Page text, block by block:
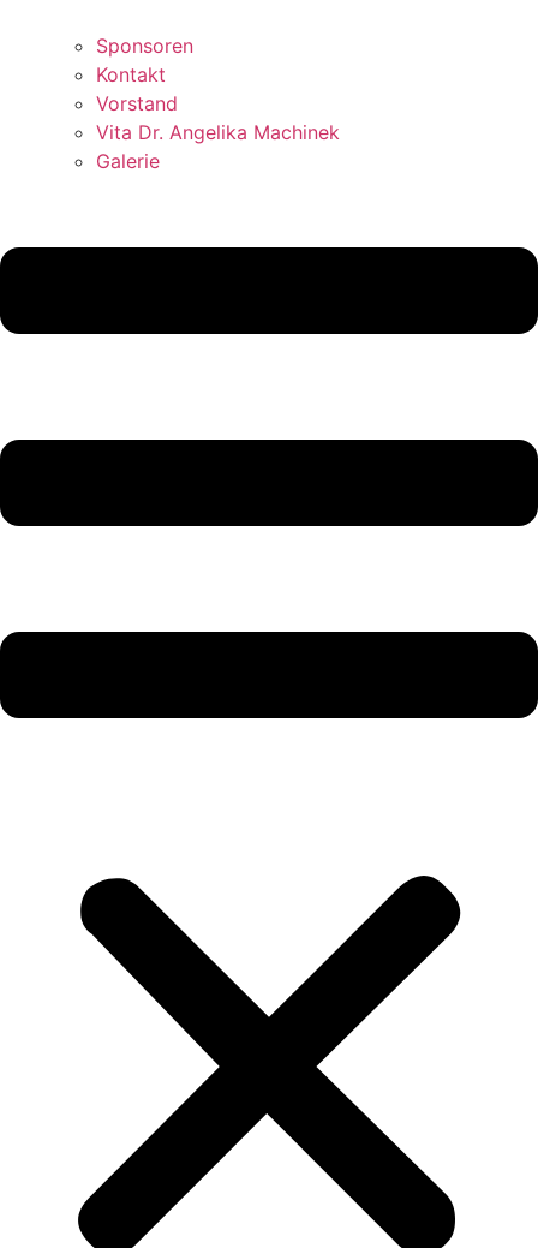
Sponsoren
Kontakt
Vorstand
Vita Dr. Angelika Machinek
Galerie